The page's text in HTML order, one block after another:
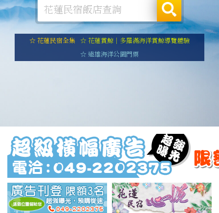
☆ 花蓮民宿全集 ☆ 花蓮賞鯨｜多羅滿海洋賞鯨導覽體驗
☆ 遠雄海洋公園門票